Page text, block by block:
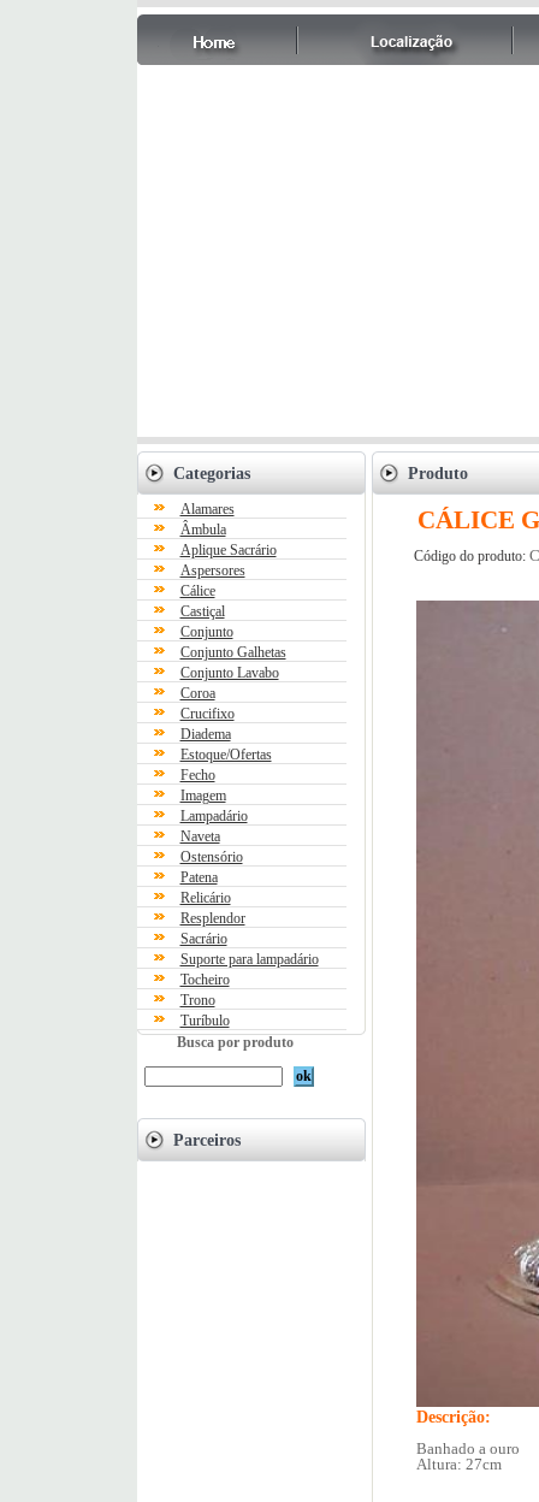
Categorias
Alamares
Âmbula
Aplique Sacrário
Aspersores
Cálice
Castiçal
Conjunto
Conjunto Galhetas
Conjunto Lavabo
Coroa
Crucifixo
Diadema
Estoque/Ofertas
Fecho
Imagem
Lampadário
Naveta
Ostensório
Patena
Relicário
Resplendor
Sacrário
Suporte para lampadário
Tocheiro
Trono
Turíbulo
Busca por produto
Parceiros
Produto
CÁLICE
Código do produto:
Descrição:
Banhado a ouro
Altura: 27cm